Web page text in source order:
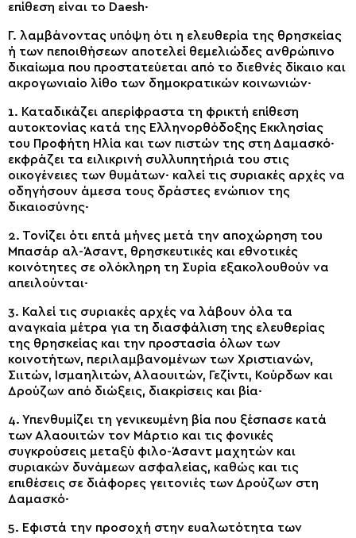
επίθεση είναι το Daesh·
Γ. λαμβάνοντας υπόψη ότι η ελευθερία της θρησκείας
ή των πεποιθήσεων αποτελεί θεμελιώδες ανθρώπινο
δικαίωμα που προστατεύεται από το διεθνές δίκαιο και
ακρογωνιαίο λίθο των δημοκρατικών κοινωνιών·
1. Καταδικάζει απερίφραστα τη φρικτή επίθεση
αυτοκτονίας κατά της Ελληνορθόδοξης Εκκλησίας
του Προφήτη Ηλία και των πιστών της στη Δαμασκό·
εκφράζει τα ειλικρινή συλλυπητήριά του στις
οικογένειες των θυμάτων· καλεί τις συριακές αρχές να
οδηγήσουν άμεσα τους δράστες ενώπιον της
δικαιοσύνης·
2. Τονίζει ότι επτά μήνες μετά την αποχώρηση του
Μπασάρ αλ-Άσαντ, θρησκευτικές και εθνοτικές
κοινότητες σε ολόκληρη τη Συρία εξακολουθούν να
απειλούνται·
3. Καλεί τις συριακές αρχές να λάβουν όλα τα
αναγκαία μέτρα για τη διασφάλιση της ελευθερίας
της θρησκείας και την προστασία όλων των
κοινοτήτων, περιλαμβανομένων των Χριστιανών,
Σιιτών, Ισμαηλιτών, Αλαουιτών, Γεζίντι, Κούρδων και
Δρούζων από διώξεις, διακρίσεις και βία·
4. Υπενθυμίζει τη γενικευμένη βία που ξέσπασε κατά
των Αλαουιτών τον Μάρτιο και τις φονικές
συγκρούσεις μεταξύ φιλο-Άσαντ μαχητών και
συριακών δυνάμεων ασφαλείας, καθώς και τις
επιθέσεις σε διάφορες γειτονιές των Δρούζων στη
Δαμασκό·
5. Εφιστά την προσοχή στην ευαλωτότητα των